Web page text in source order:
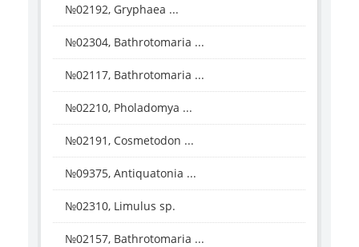
№02192, Gryphaea ...
№02304, Bathrotomaria ...
№02117, Bathrotomaria ...
№02210, Pholadomya ...
№02191, Cosmetodon ...
№09375, Antiquatonia ...
№02310, Limulus sp.
№02157, Bathrotomaria ...